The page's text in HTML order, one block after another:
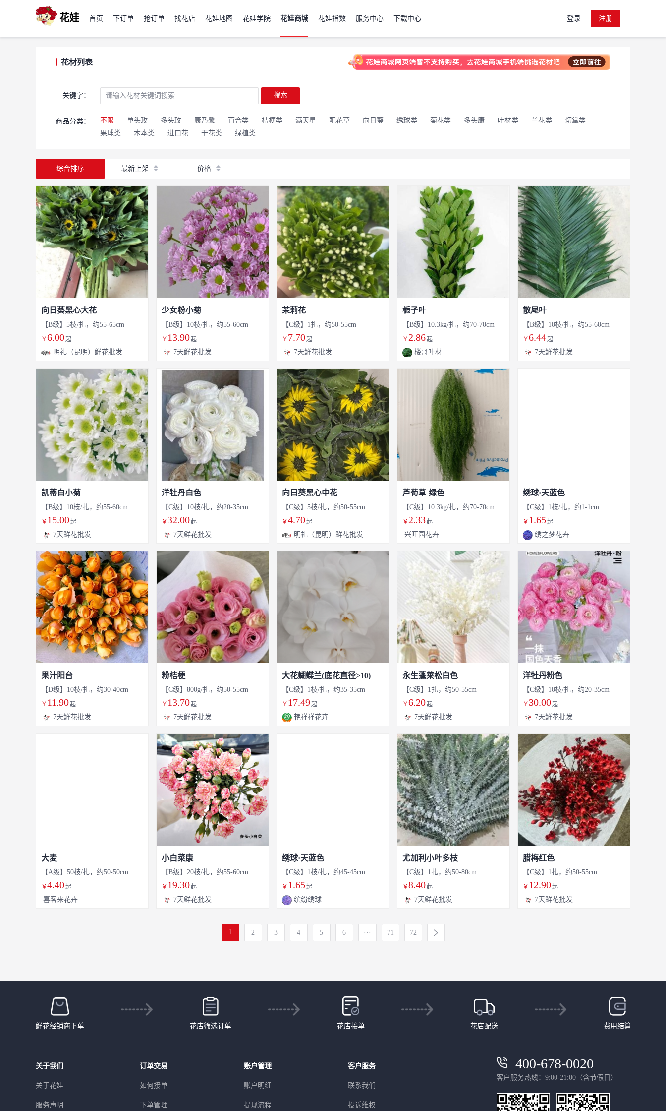
花娃 首页 下订单 抢订单 找花店 花娃地图 花娃学院 花娃商城 花娃指数 服务中心 下载中心 登录 注册
花材列表
关键字： 搜索
商品分类： 不限 单头玫 多头玫 康乃馨 百合类 桔梗类 满天星 配花草 向日葵 绣球类 菊花类 多头康 叶材类 兰花类
切掌类
果球类
木本类 进口花 干花类 绿植类
综合排序 最新上架 价格
向日葵黑心大花
【B级】5枝/扎，约55-65cm
￥6.00起
明礼（昆明）鲜花批发
少女粉小菊
【B级】10枝/扎，约55-60cm
￥ 13.90起
7天鲜花批发
茉莉花
【C级】1扎，约50-55cm
￥ 7.70起
7天鲜花批发
栀子叶
【B级】10.3kg/扎，约70-70cm
￥ 2.86起
楼哥叶材
散尾叶
【B级】10枝/扎，约55-60cm
￥6.44起
7天鲜花批发
凯蒂白小菊
【B级】10枝/扎，约55-60cm
￥ 15.00起
7天鲜花批发
洋牡丹白色
【C级】10枝/扎，约20-35cm
￥ 32.00起
7天鲜花批发
向日葵黑心中花
【C级】5枝/扎，约50-55cm
￥4.70起
明礼（昆明）鲜花批发
芦荀草-绿色
【C级】10.3kg/扎，约70-70cm
￥ 2.33起
兴旺园花卉
绣球·天蓝色
【C级】1枝/扎，约1-1cm
￥ 1.65起
绣之梦花卉
果汁阳台
【D级】10枝/扎，约30-40cm
￥ 11.90起
7天鲜花批发
粉桔梗
【C级】800g/扎，约50-55cm
￥ 13.70起
7天鲜花批发
大花蝴蝶兰(底花直径>10)
【C级】1枝/扎，约35-35cm
￥ 17.49起
艳祥祥花卉
永生蓬莱松白色
【C级】1扎，约50-55cm
￥6.20起
7天鲜花批发
洋牡丹粉色
【C级】10枝/扎，约20-35cm
￥ 30.00起
7天鲜花批发
大麦
【A级】50枝/扎，约50-50cm
￥4.40起
喜客来花卉
小白菜康
【B级】20枝/扎，约55-60cm
￥ 19.30起
7天鲜花批发
绣球·天蓝色
【C级】1枝/扎，约45-45cm
￥ 1.65起
缤纷绣球
尤加利小叶多枝
【C级】1扎，约50-80cm
￥8.40起
7天鲜花批发
腊梅红色
【C级】1扎，约50-55cm
￥ 12.90起
7天鲜花批发
1 2 3 4 5 6 ··· 71 72
鲜花经销商下单 花店筛选订单 花店接单 花店配送 费用结算
关于我们
关于花娃
服务声明
订单交易
如何接单
下单管理
账户管理
账户明细
提现流程
客户服务
联系我们
投诉维权
400-678-0020
客户服务热线：9:00-21:00（含节假日）